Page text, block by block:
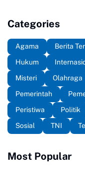
Categories
Agama Berita
Hukum
Misteri
Olahraga
Pemerintah
Peristiwa
Politik
Sosial
TNI
Most Popular